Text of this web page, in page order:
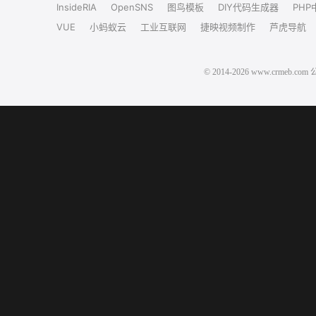
InsideRIA OpenSNS 图鸟模板 DIY代码生成器
PHP
VUE
小蚂蚁云 工业互联网 捷映视频制作 芦虎导航
© 2014-2026